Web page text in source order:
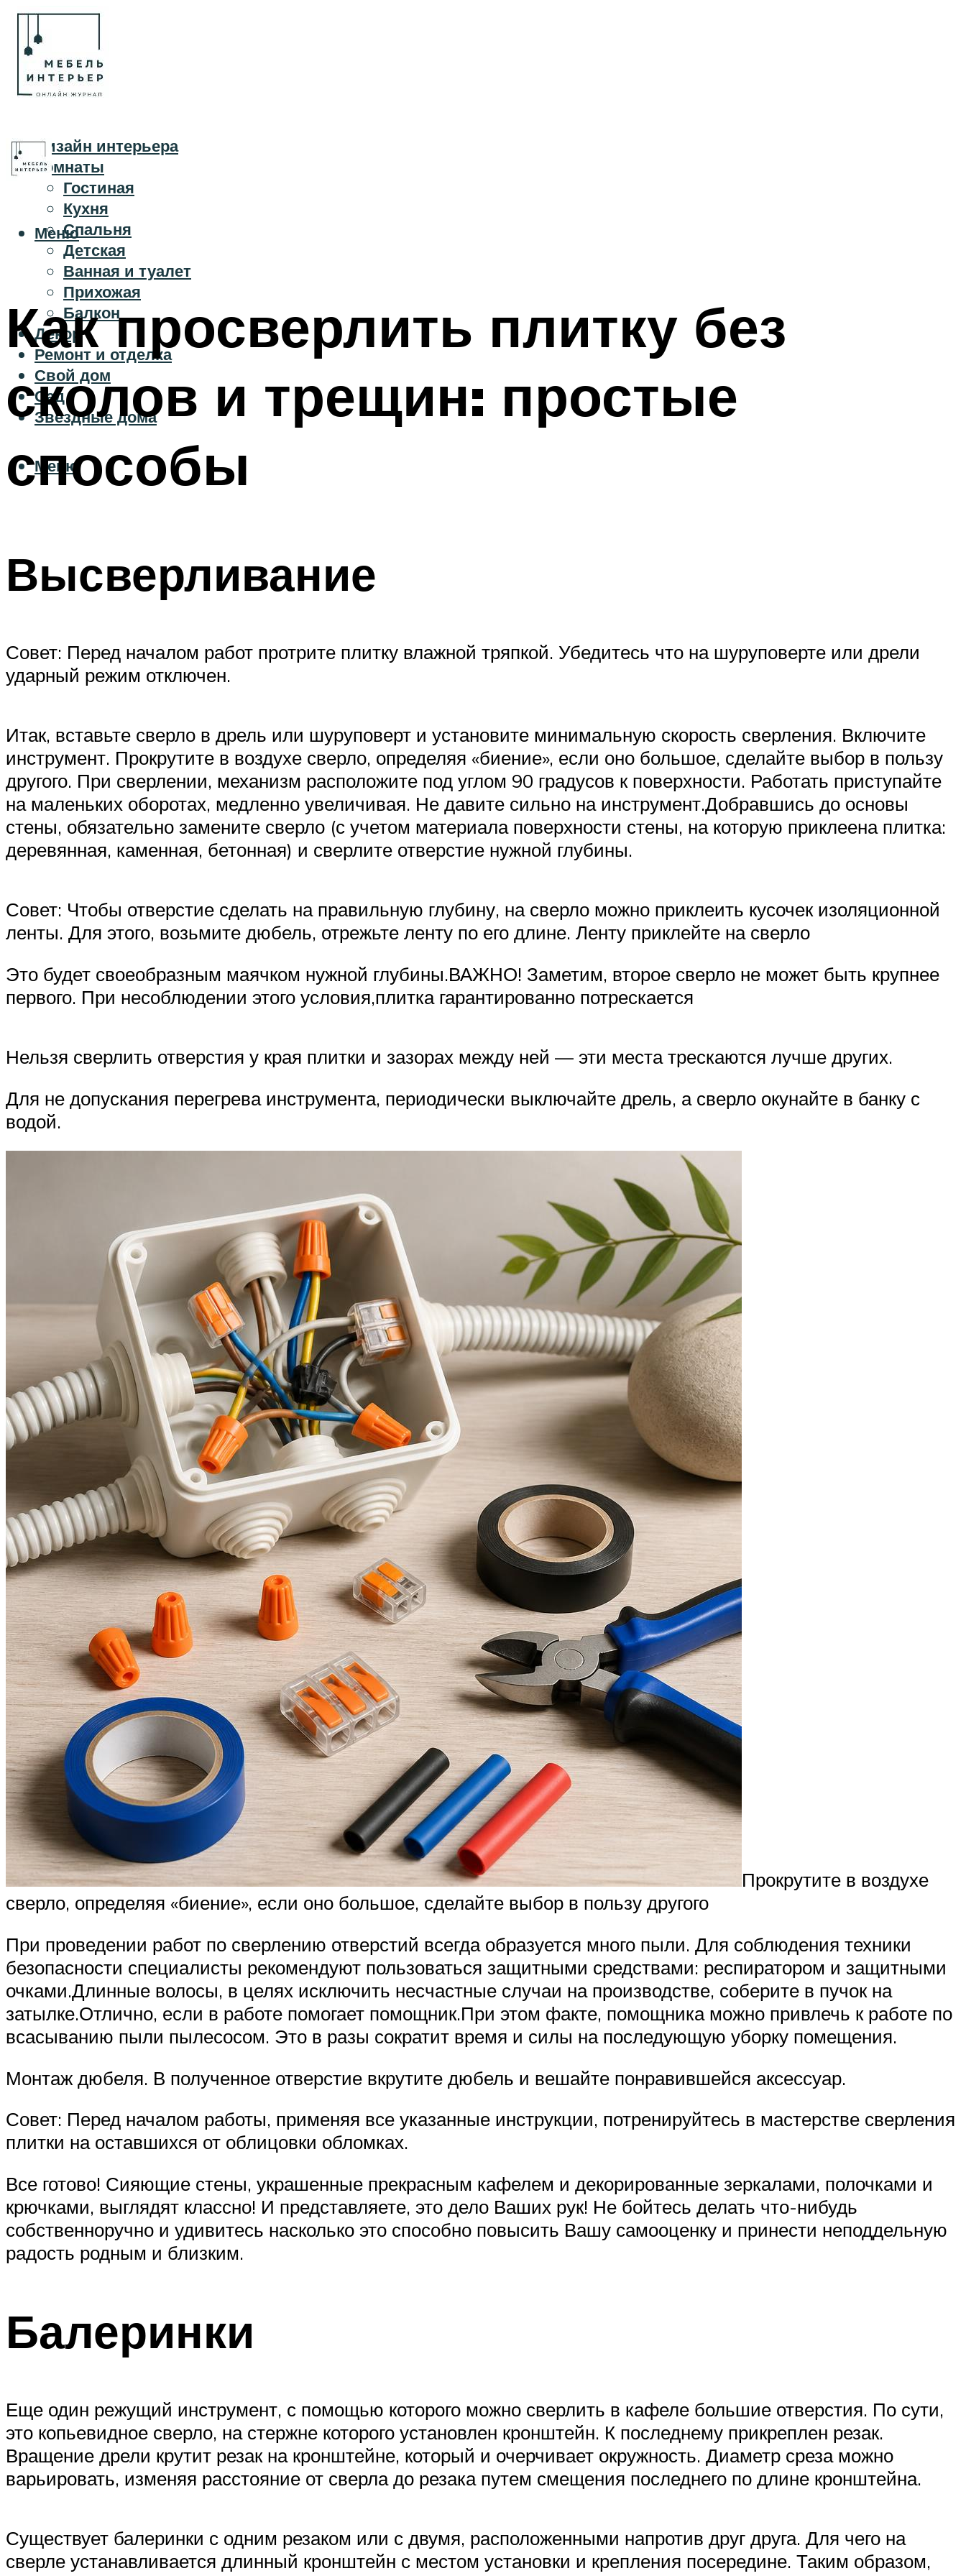
Дизайн интерьера
Комнаты
Гостиная
Кухня
Спальня
Детская
Ванная и туалет
Прихожая
Балкон
Декор
Ремонт и отделка
Свой дом
Сад
Звездные дома
Меню
Меню
Как просверлить плитку без
сколов и трещин: простые
способы
Высверливание
Совет: Перед началом работ протрите плитку влажной тряпкой. Убедитесь что на шуруповерте или дрели
ударный режим отключен.
Итак, вставьте сверло в дрель или шуруповерт и установите минимальную скорость сверления. Включите
инструмент. Прокрутите в воздухе сверло, определяя «биение», если оно большое, сделайте выбор в пользу
другого. При сверлении, механизм расположите под углом 90 градусов к поверхности. Работать приступайте
на маленьких оборотах, медленно увеличивая. Не давите сильно на инструмент.Добравшись до основы
стены, обязательно замените сверло (с учетом материала поверхности стены, на которую приклеена плитка:
деревянная, каменная, бетонная) и сверлите отверстие нужной глубины.
Совет: Чтобы отверстие сделать на правильную глубину, на сверло можно приклеить кусочек изоляционной
ленты. Для этого, возьмите дюбель, отрежьте ленту по его длине. Ленту приклейте на сверло
Это будет своеобразным маячком нужной глубины.ВАЖНО! Заметим, второе сверло не может быть крупнее
первого. При несоблюдении этого условия,плитка гарантированно потрескается
Нельзя сверлить отверстия у края плитки и зазорах между ней — эти места трескаются лучше других.
Для не допускания перегрева инструмента, периодически выключайте дрель, а сверло окунайте в банку с
водой.
Прокрутите в воздухе
сверло, определяя «биение», если оно большое, сделайте выбор в пользу другого
При проведении работ по сверлению отверстий всегда образуется много пыли. Для соблюдения техники
безопасности специалисты рекомендуют пользоваться защитными средствами: респиратором и защитными
очками.Длинные волосы, в целях исключить несчастные случаи на производстве, соберите в пучок на
затылке.Отлично, если в работе помогает помощник.При этом факте, помощника можно привлечь к работе по
всасыванию пыли пылесосом. Это в разы сократит время и силы на последующую уборку помещения.
Монтаж дюбеля. В полученное отверстие вкрутите дюбель и вешайте понравившейся аксессуар.
Совет: Перед началом работы, применяя все указанные инструкции, потренируйтесь в мастерстве сверления
плитки на оставшихся от облицовки обломках.
Все готово! Сияющие стены, украшенные прекрасным кафелем и декорированные зеркалами, полочками и
крючками, выглядят классно! И представляете, это дело Ваших рук! Не бойтесь делать что-нибудь
собственноручно и удивитесь насколько это способно повысить Вашу самооценку и принести неподдельную
радость родным и близким.
Балеринки
Еще один режущий инструмент, с помощью которого можно сверлить в кафеле большие отверстия. По сути,
это копьевидное сверло, на стержне которого установлен кронштейн. К последнему прикреплен резак.
Вращение дрели крутит резак на кронштейне, который и очерчивает окружность. Диаметр среза можно
варьировать, изменяя расстояние от сверла до резака путем смещения последнего по длине кронштейна.
Существует балеринки с одним резаком или с двумя, расположенными напротив друг друга. Для чего на
сверле устанавливается длинный кронштейн с местом установки и крепления посередине. Таким образом,